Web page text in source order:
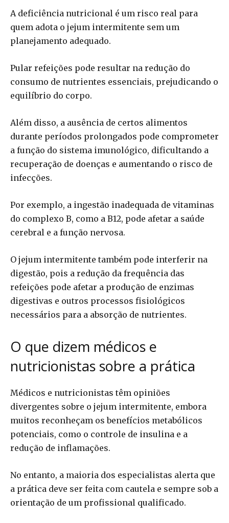
A deficiência nutricional é um risco real para
quem adota o jejum intermitente sem um
planejamento adequado.
Pular refeições pode resultar na redução do
consumo de nutrientes essenciais, prejudicando o
equilíbrio do corpo.
Além disso, a ausência de certos alimentos
durante períodos prolongados pode comprometer
a função do sistema imunológico, dificultando a
recuperação de doenças e aumentando o risco de
infecções.
Por exemplo, a ingestão inadequada de vitaminas
do complexo B, como a B12, pode afetar a saúde
cerebral e a função nervosa.
O jejum intermitente também pode interferir na
digestão, pois a redução da frequência das
refeições pode afetar a produção de enzimas
digestivas e outros processos fisiológicos
necessários para a absorção de nutrientes.
O que dizem médicos e
nutricionistas sobre a prática
Médicos e nutricionistas têm opiniões
divergentes sobre o jejum intermitente, embora
muitos reconheçam os benefícios metabólicos
potenciais, como o controle de insulina e a
redução de inflamações.
No entanto, a maioria dos especialistas alerta que
a prática deve ser feita com cautela e sempre sob a
orientação de um profissional qualificado.